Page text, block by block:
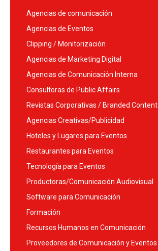
Agencias de comunicación
Agencias de Eventos
Clipping / Monitorización
Agencias de Marketing Digital
Agencias de Comunicación Interna
Consultoras de Public Affairs
Revistas Corporativas / Branded Content
Agencias Creativas/Publicidad
Hoteles y Lugares para Eventos
Restaurantes para Eventos
Tecnología para Eventos
Productoras/Comunicación Audiovisual
Software para Comunicación
Formación
Recursos Humanos en Comunicación
Proveedores de Comunicación y Eventos